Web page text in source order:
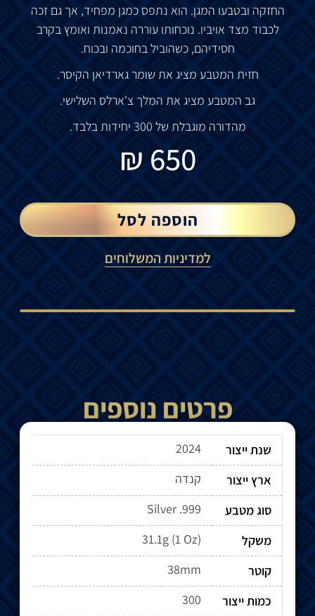
החזקה ובטבעו המגן. הוא נתפס כמגן מפחיד, אך גם זכה
לכבוד מצד אויביו. נוכחותועוררה נאמנות ואומץ בקרב
חסידיהם,כשהובילבחוכמה ובכוח.
חזית המטבע מציג את שומרגארדיאן הקיסר.
גב המטבע מציג את המלך צ'ארלס השלישי.
מהדורה מוגבלת של יחידותבלבד.
650
₪
הוספה לסל
למדיניות המשלוחים
פרטים נוספים
שנת ייצור
2024
ארץ ייצור
קנדה
סוג מטבע
Silver .999
משקל
31.1g (1 Oz)
קוטר
38mm
כמות ייצור
300